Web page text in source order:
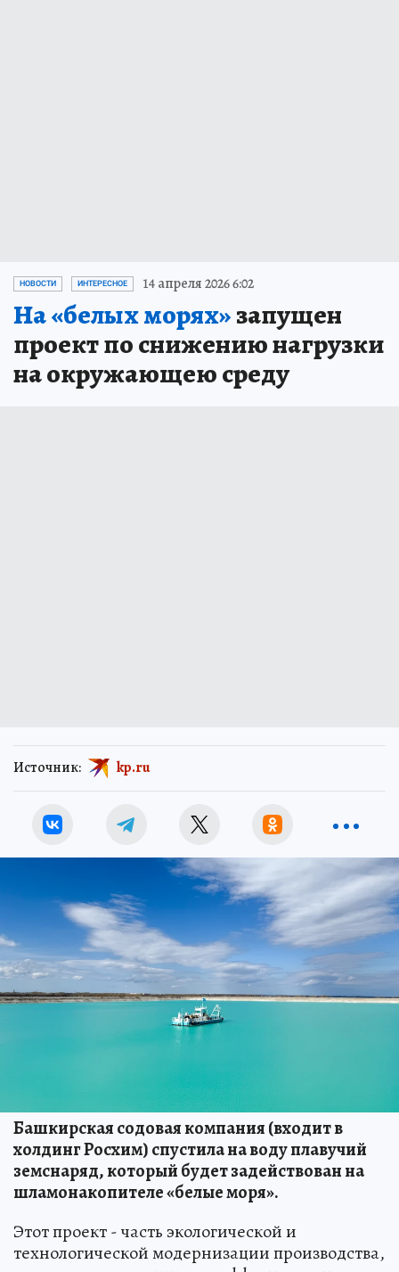
НОВОСТИ ИНТЕРЕСНОЕ 14 апреля 2026 6:02
На «белых морях»запущен
проект по снижению нагрузки
на окружающею среду
Источник: kp.ru
Башкирская содовая компания (входит в
холдинг Росхим) спустила на воду плавучий
земснаряд, который будет задействован на
шламонакопителе «белые моря».
Этот проект - часть экологической и
технологической модернизации производства,